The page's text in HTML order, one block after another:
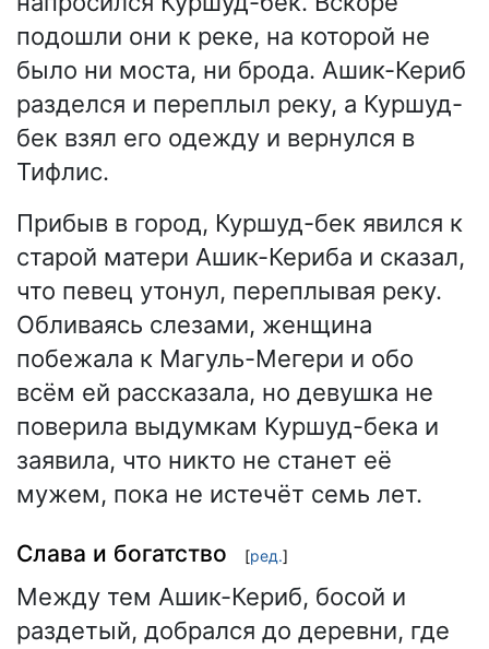
подошли они к реке, на которой не
было ни моста, ни брода. Ашик-Кериб
разделся и переплыл реку, а Куршуд-
бек взял его одежду и вернулся в
Тифлис.
Прибыв в город, Куршуд-бек явился к
старой матери Ашик-Кериба и сказал,
что певец утонул, переплывая реку.
Обливаясь слезами, женщина
побежала к Магуль-Мегери и обо
всём ей рассказала, но девушка не
поверила выдумкам Куршуд-бека и
заявила, что никто не станет её
мужем, пока не истечёт семь лет.
Слава и богатство [ред.]
Между тем Ашик-Кериб, босой и
раздетый, добрался до деревни, где